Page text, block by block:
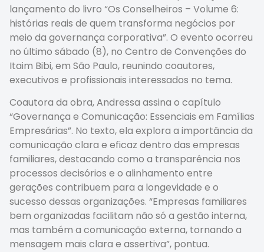
lançamento do livro “Os Conselheiros – Volume 6:
histórias reais de quem transforma negócios por
meio da governança corporativa”. O evento ocorreu
no último sábado (8), no Centro de Convenções do
Itaim Bibi, em São Paulo, reunindo coautores,
executivos e profissionais interessados no tema.
Coautora da obra, Andressa assina o capítulo
“Governança e Comunicação: Essenciais em Famílias
Empresárias”. No texto, ela explora a importância da
comunicação clara e eficaz dentro das empresas
familiares, destacando como a transparência nos
processos decisórios e o alinhamento entre
gerações contribuem para a longevidade e o
sucesso dessas organizações. “Empresas familiares
bem organizadas facilitam não só a gestão interna,
mas também a comunicação externa, tornando a
mensagem mais clara e assertiva”, pontua.